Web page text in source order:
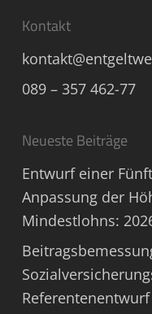
Kontakt
089 – 357 462-77
Neueste Beiträge
Entwurf einer
Anpassung der
Mindestlohns:
Referentenentwurf